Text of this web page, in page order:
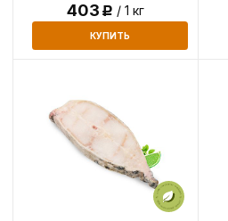
403Р / 1 кг
КУПИТЬ